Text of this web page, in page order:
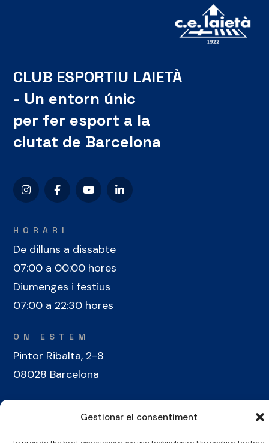
Gestionar el consentiment
CLUB ESPORTIU LAIETÀ
- Un entorn únic
per fer esport a la
ciutat de Barcelona
HORARI
De dilluns a dissabte
07:00 a 00:00 hores
Diumenges i festius
07:00 a 22:30 hores
ON ESTEM
Pintor Ribalta, 2-8
08028 Barcelona
+34 934 486 350